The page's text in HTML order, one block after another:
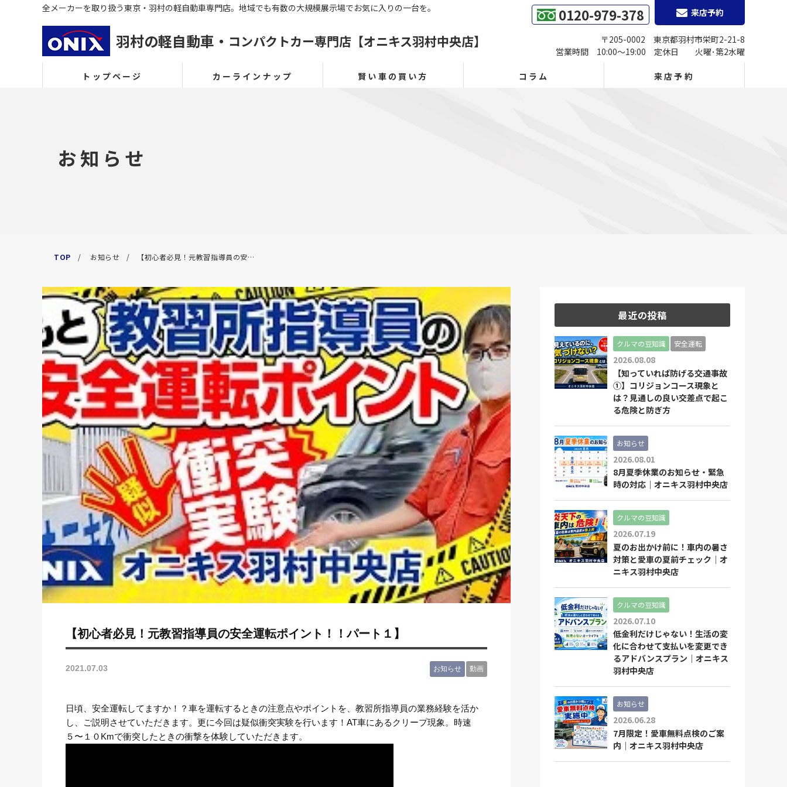
全メーカーを取り扱う東京・羽村の軽自動車専門店。 地域でも有数の大規模展示場でお気に入りの一台を。 0120-979-378 来店予約
羽村の軽自動車・ コンパクトカー専門店【オニキス羽村中央店】
トップページ カーラインナップ 賢い車の買い方 コラム 来店予約
〒205-0002 東京都羽村市栄町2-21-8
営業時間 10:00～19:00 定休日 火曜･第2水曜
お知らせ
TOP お知らせ 【初心者必見！元教習指導員の安全運転ポイント！！パート１】
【初心者必見！元教習指導員の安全運転ポイント！！パート１】
2021.07.03 お知らせ 動画
日頃、安全運転してますか！？車を運転するときの注意点やポイントを、教習所指導員の業務経験を活か
し、ご説明させていただきます。更に今回は疑似衝突実験を行います！AT車にあるクリープ現象。時速
５〜１０Kmで衝突したときの衝撃を体験していただきます。
最近の投稿
クルマの豆知識 安全運転
2026.08.08
【知っていれば防げる交通事故
①】コリジョンコース現象と
は？見通しの良い交差点で起こ
る危険と防ぎ方
お知らせ
2026.08.01
8月夏季休業のお知らせ・緊急
時の対応｜オニキス羽村中央店
クルマの豆知識
2026.07.19
夏のお出かけ前に！車内の暑さ
対策と愛車の夏前チェック｜オ
ニキス羽村中央店
クルマの豆知識
2026.07.10
低金利だけじゃない！生活の変
化に合わせて支払いを変更でき
るアドバンスプラン｜オニキス
羽村中央店
お知らせ
2026.06.28
7月限定！愛車無料点検のご案
内｜オニキス羽村中央店